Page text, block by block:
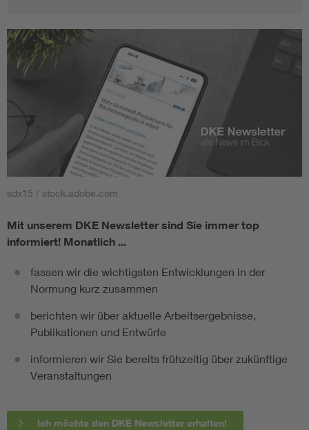
sdx15 / stock.adobe.com
Mit unserem DKE Newsletter sind Sie immer top
informiert! Monatlich ...
fassen wir die wichtigsten Entwicklungen in der
Normung kurz zusammen
berichten wir über aktuelle Arbeitsergebnisse,
Publikationen und Entwürfe
informieren wir Sie bereits frühzeitig über zukünftige
Veranstaltungen
Ich möchte den DKE Newsletter erhalten!